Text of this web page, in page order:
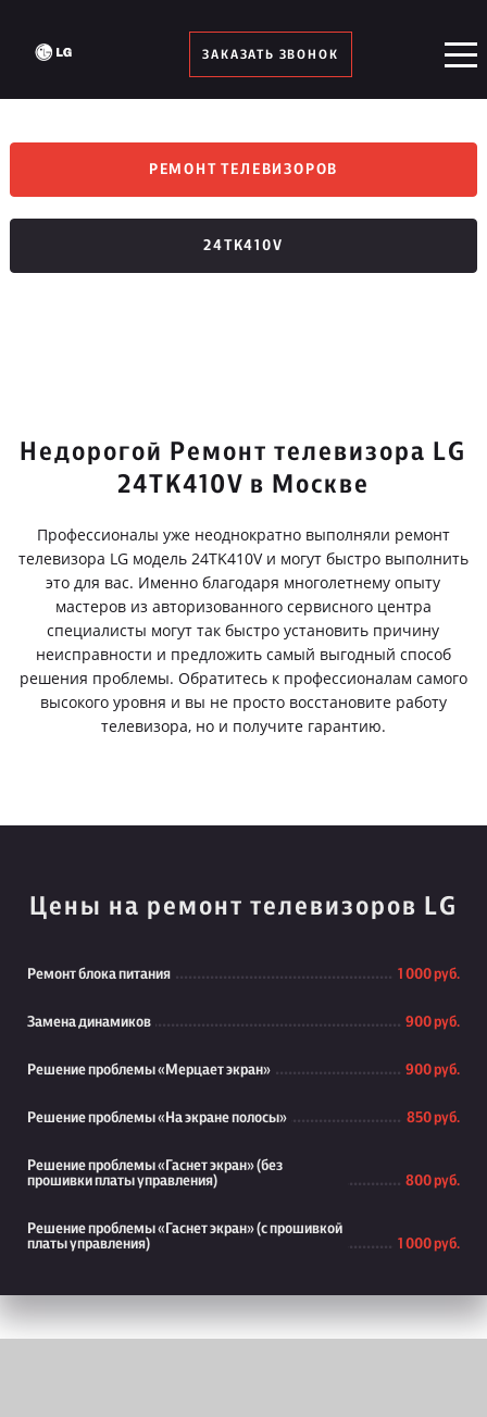
ЗАКАЗАТЬ ЗВОНОК
РЕМОНТ ТЕЛЕВИЗОРОВ
24TK410V
Недорогой Ремонт телевизора LG
24TK410V в Москве
Профессионалы уже неоднократно выполняли ремонт
телевизора LG модель 24TK410V и могут быстро выполнить
это для вас. Именно благодаря многолетнему опыту
мастеров из авторизованного сервисного центра
специалисты могут так быстро установить причину
неисправности и предложить самый выгодный способ
решения проблемы. Обратитесь к профессионалам самого
высокого уровня и вы не просто восстановите работу
телевизора, но и получите гарантию.
Цены на ремонт телевизоров LG
Ремонт блока питания 1 000 руб.
Замена динамиков 900 руб.
Решение проблемы «Мерцает экран» 900 руб.
Решение проблемы «На экране полосы» 850 руб.
Решение проблемы «Гаснет экран» (без
прошивки платы управления)
800 руб.
Решение проблемы «Гаснет экран» (с прошивкой
платы управления)
1 000 руб.